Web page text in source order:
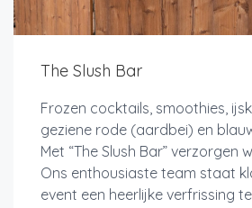
The Slush Bar
Frozen cocktails, smoothies,
geziene rode (aardbei) en
Met “The Slush Bar” verzorgen
Ons enthousiaste team staat
event een heerlijke verfrissing